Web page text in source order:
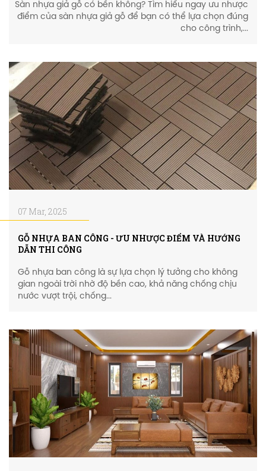
Sàn nhựa giả gỗ có bền không? Tìm hiểu ngay ưu nhược
điểm của sàn nhựa giả gỗ để bạn có thể lựa chọn đúng
cho công trình,...
07 Mar, 2025
GỖ NHỰA BAN CÔNG - ƯU NHƯỢC ĐIỂM VÀ HƯỚNG
DẪN THI CÔNG
Gỗ nhựa ban công là sự lựa chọn lý tưởng cho không
gian ngoài trời nhờ độ bền cao, khả năng chống chịu
nước vượt trội, chống...